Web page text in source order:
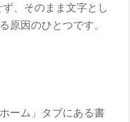
、そのまま文字とし
原因のひとつです。
ーム」タブにある書